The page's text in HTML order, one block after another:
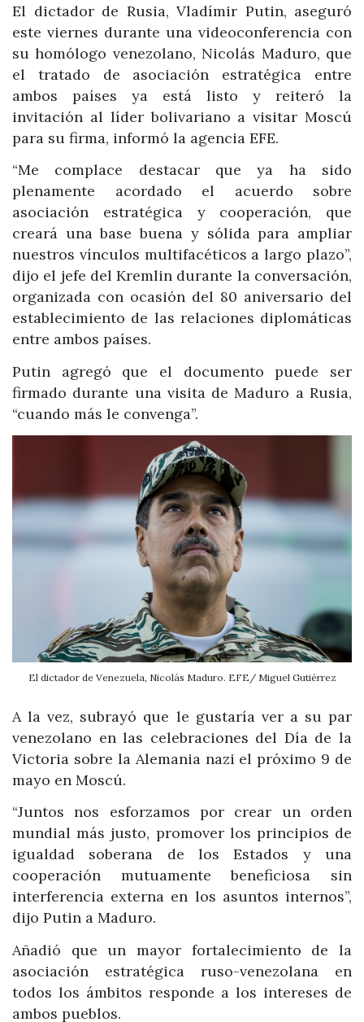
El dictador de Rusia, Vladímir Putin, aseguró
este viernes durante una videoconferencia con
su homólogo venezolano, Nicolás Maduro, que
el tratado de asociación estratégica entre
ambos países ya está listo y reiteró la
invitación al líder bolivariano a visitar Moscú
para su firma, informó la agencia EFE.
“Me complace destacar que ya ha sido
plenamente acordado el acuerdo sobre
asociación estratégica y cooperación, que
creará una base buena y sólida para ampliar
nuestros vínculos multifacéticos a largo plazo”,
dijo el jefe del Kremlin durante la conversación,
organizada con ocasión del 80 aniversario del
establecimiento de las relaciones diplomáticas
entre ambos países.
Putin agregó que el documento puede ser
firmado durante una visita de Maduro a Rusia,
“cuando más le convenga”.
El dictador de Venezuela, Nicolás Maduro. EFE/ Miguel Gutiérrez
A la vez, subrayó que le gustaría ver a su par
venezolano en las celebraciones del Día de la
Victoria sobre la Alemania nazi el próximo 9 de
mayo en Moscú.
“Juntos nos esforzamos por crear un orden
mundial más justo, promover los principios de
igualdad soberana de los Estados y una
cooperación mutuamente beneficiosa sin
interferencia externa en los asuntos internos”,
dijo Putin a Maduro.
Añadió que un mayor fortalecimiento de la
asociación estratégica ruso-venezolana en
todos los ámbitos responde a los intereses de
ambos pueblos.